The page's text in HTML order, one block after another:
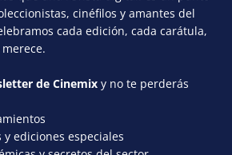
cinéfilos y amantes del
cada edición, cada carátula,
de Cinemix y no te perderás
ediciones especiales